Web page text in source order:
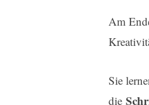
Am
Sie
die